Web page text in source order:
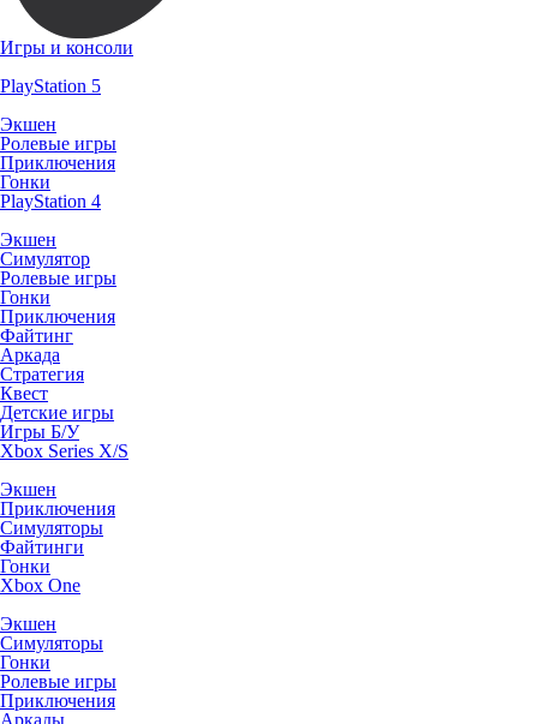
Игры и консоли
PlayStation 5
Экшен
Ролевые игры
Приключения
Гонки
PlayStation 4
Экшен
Симулятор
Ролевые игры
Гонки
Приключения
Файтинг
Аркада
Стратегия
Квест
Детские игры
Игры Б/У
Xbox Series X/S
Экшен
Приключения
Симуляторы
Файтинги
Гонки
Xbox One
Экшен
Симуляторы
Гонки
Ролевые игры
Приключения
Аркады